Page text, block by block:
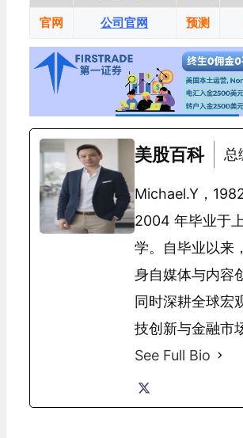
官网 公司官网 预测
美股百科 总
Michael.Y，
2004 年毕业于
学。自毕业以来
身自媒体与内容
同时深耕全球宏
技创新与金融市
See Full Bio